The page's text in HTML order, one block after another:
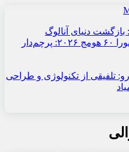
معرفی لامبورگینی روئلتو میورا ۶۰ هومج ۲۰۲۶: پرچم‌دار
تلفیقی از تکنولوژی و طراحی